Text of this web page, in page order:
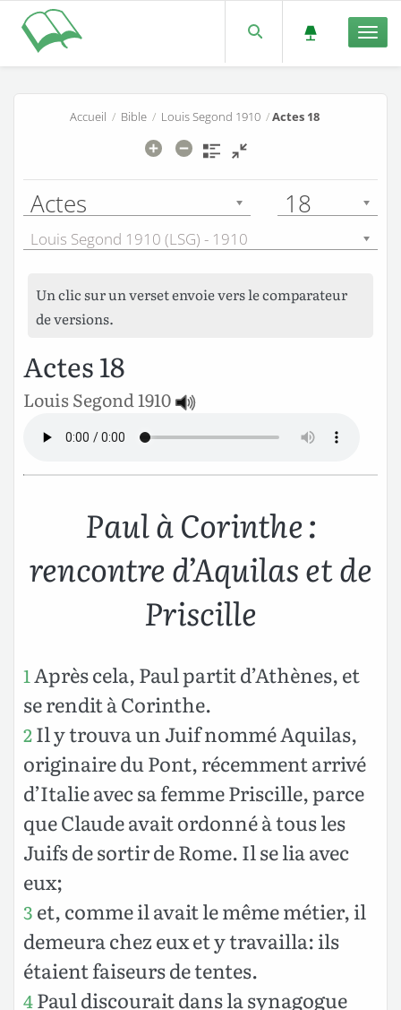
Accueil / Bible/ Louis Segond 1910/Actes 18
Actes 18
Louis Segond 1910 (LSG) - 1910
Un clic sur un verset envoie vers le comparateur
de versions.
Actes 18
Louis Segond 1910
Paul à Corinthe :
rencontre d’Aquilas et de
Priscille
1 Après cela, Paul partit d’Athènes, et
se rendit à Corinthe.
2Il y trouva un Juif nommé Aquilas,
originaire du Pont, récemment arrivé
d’Italie avec sa femme Priscille, parce
que Claude avait ordonné à tous les
Juifs de sortir de Rome. Il se lia avec
eux;
3 et, comme il avait le même métier, il
demeura chez eux et y travailla: ils
étaient faiseurs de tentes.
4Paul discourait dans la synagogue